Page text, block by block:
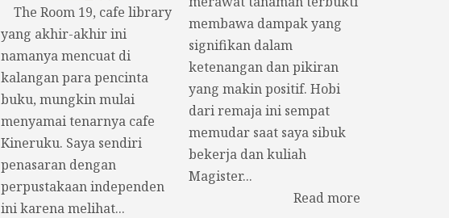
The Room 19, cafe library
yang akhir-akhir ini
namanya mencuat di
kalangan para pencinta
buku, mungkin mulai
menyamai tenarnya cafe
Kineruku. Saya sendiri
penasaran dengan
perpustakaan independen
ini karena melihat...
membawa dampak yang
signifikan dalam
ketenangan dan pikiran
yang makin positif. Hobi
dari remaja ini sempat
memudar saat saya sibuk
bekerja dan kuliah
Magister...
Read more